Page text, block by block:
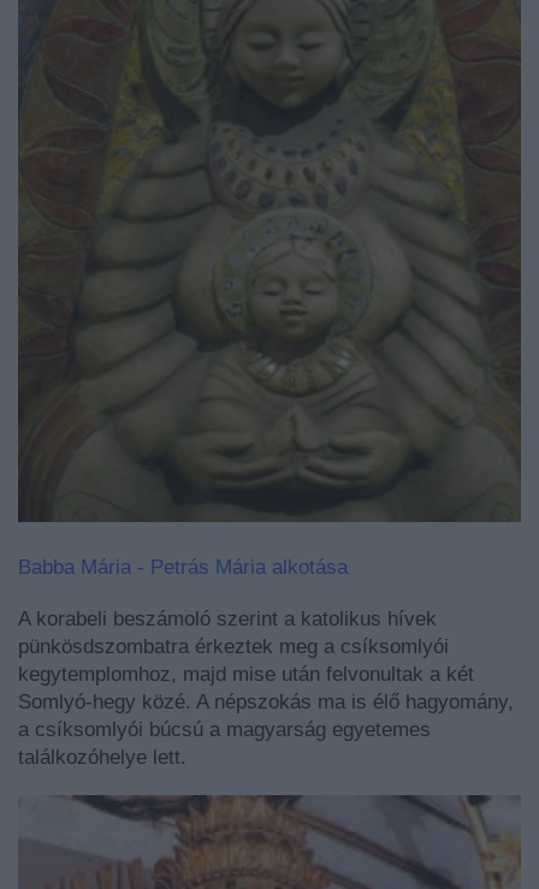
Babba Mária - Petrás Mária alkotása
A korabeli beszámoló szerint a katolikus hívek
pünkösdszombatra érkeztek meg a csíksomlyói
kegytemplomhoz, majd mise után felvonultak a két
Somlyó-hegy közé. A népszokás ma is élő hagyomány,
a csíksomlyói búcsú a magyarság egyetemes
találkozóhelye lett.